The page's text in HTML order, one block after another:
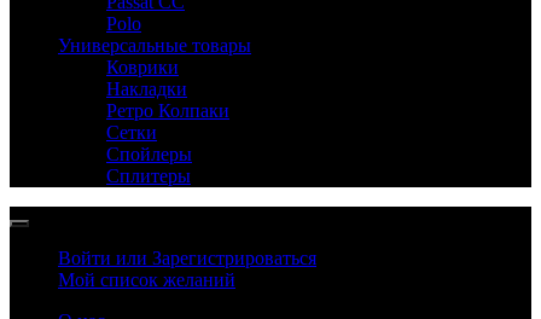
Polo
Универсальные товары
Коврики
Накладки
Ретро Колпаки
Сетки
Спойлеры
Сплитеры
Войти или Зарегистрироваться
Мой список желаний